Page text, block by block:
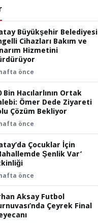
Büyükşehir Belediyesi
Cihazları Bakım ve
Hizmetini
önce
Bin Hacılarlının Ortak
Ömer Dede Ziyareti
Çözüm Bekliyor
önce
Çocuklar İçin
Şenlik Var’
önce
Aksay Futbol
Çeyrek Final